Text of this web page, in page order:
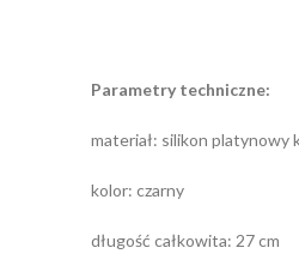
Parametry techniczne:
materiał: silikon platynowy
kolor: czarny
długość całkowita: 27 cm